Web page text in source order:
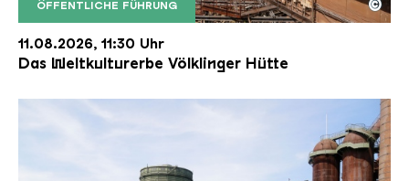
ÖFFENTLICHE FÜHRUNG
Der Erzschrägaufzug der Völklinger Hütte mit
Copyright: Weltkulturerbe Völklinger Hütte | Karl
©
11.08.2026, 11:30 Uhr
Das Weltkulturerbe Völklinger Hütte